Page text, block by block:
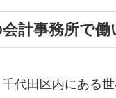
計事務所で働
代田区内にある